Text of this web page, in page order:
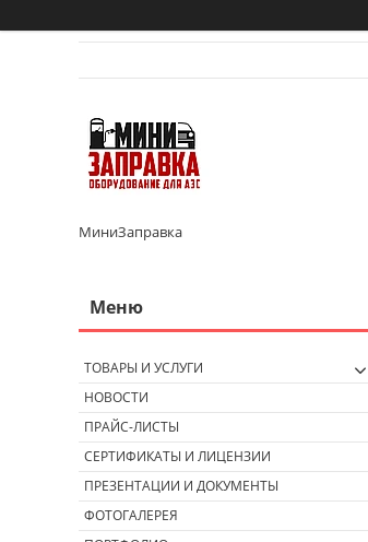
МиниЗаправка
ТОВАРЫ И УСЛУГИ
НОВОСТИ
ПРАЙС-ЛИСТЫ
СЕРТИФИКАТЫ И ЛИЦЕНЗИИ
ПРЕЗЕНТАЦИИ И ДОКУМЕНТЫ
ФОТОГАЛЕРЕЯ